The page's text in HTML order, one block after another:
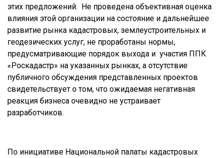
этих предложений. Не проведена объективная оценка
влияния этой организации на состояние и дальнейшее
развитие рынка кадастровых, землеустроительных и
геодезических услуг, не проработаны нормы,
предусматривающие порядок выхода и участия ППК
«Роскадастр» на указанных рынках, а отсутствие
публичного обсуждения представленных проектов
свидетельствует о том, что ожидаемая негативная
реакция бизнеса очевидно не устраивает
разработчиков.
По инициативе Национальной палаты кадастровых